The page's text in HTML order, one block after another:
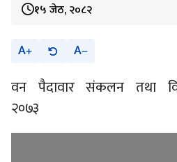
१५ जेठ, २०८२
A A
वन पैदावार संकलन तथा
२०७३